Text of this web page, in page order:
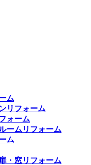
ム
リフォーム
ォーム
ームリフォーム
ム
・窓リフォーム